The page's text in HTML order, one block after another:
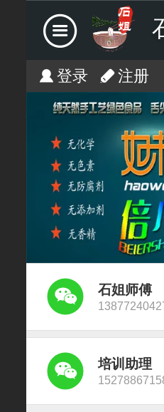
登录 注册
石姐师傅
培训助理